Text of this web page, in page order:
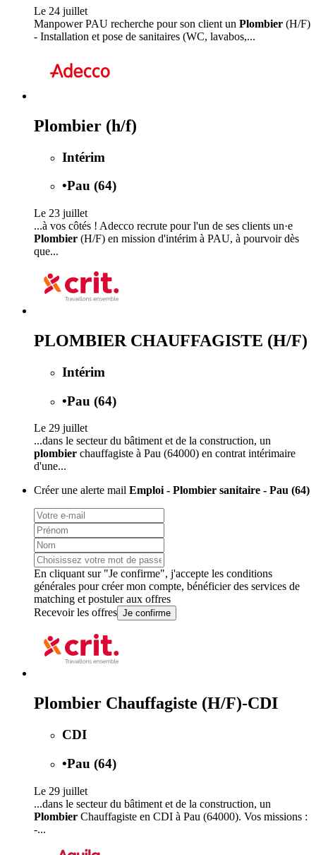
Le 24 juillet
Manpower PAU recherche pour son client un Plombier (H/F)
- Installation et pose de sanitaires (WC, lavabos,...
Plombier (h/f)
Intérim
•Pau (64)
Le 23 juillet
...à vos côtés ! Adecco recrute pour l'un de ses clients un·e
Plombier (H/F) en mission d'intérim à PAU, à pourvoir dès
que...
PLOMBIER CHAUFFAGISTE (H/F)
Intérim
•Pau (64)
Le 29 juillet
...dans le secteur du bâtiment et de la construction, un
plombier chauffagiste à Pau (64000) en contrat intérimaire
d'une...
Créer une alerte mail Emploi - Plombier sanitaire - Pau (64)
En cliquant sur "Je confirme", j'accepte les conditions
générales pour créer mon compte, bénéficier des services de
matching et postuler aux offres
Recevoir les offres Je confirme
Plombier Chauffagiste (H/F)-CDI
CDI
•Pau (64)
Le 29 juillet
...dans le secteur du bâtiment et de la construction, un
Plombier Chauffagiste en CDI à Pau (64000). Vos missions :
-...